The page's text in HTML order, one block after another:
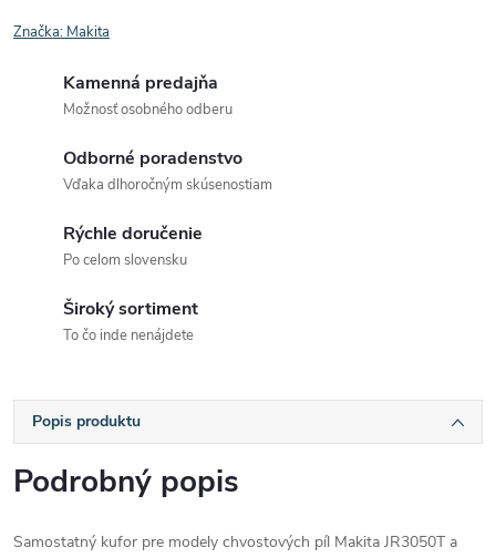
Značka: Makita
Kamenná predajňa
Možnosť osobného odberu
Odborné poradenstvo
Vďaka dlhoročným skúsenostiam
Rýchle doručenie
Po celom slovensku
Široký sortiment
To čo inde nenájdete
Popis produktu
Podrobný popis
Samostatný kufor pre modely chvostových píl Makita JR3050T a